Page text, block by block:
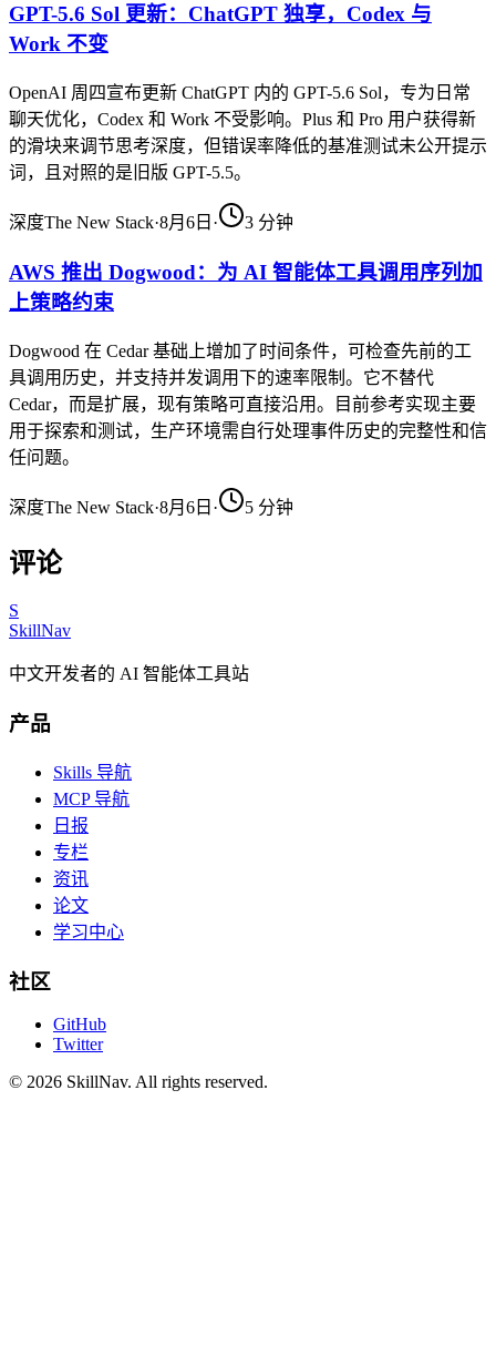
GPT-5.6 Sol 更新：ChatGPT 独享，Codex 与
Work 不变
OpenAI 周四宣布更新 ChatGPT 内的 GPT-5.6 Sol，专为日常
聊天优化，Codex 和 Work 不受影响。Plus 和 Pro 用户获得新
的滑块来调节思考深度，但错误率降低的基准测试未公开提示
词，且对照的是旧版 GPT-5.5。
深度The New Stack·8月6日 · 3 分钟
AWS 推出 Dogwood：为 AI 智能体工具调用序列加
上策略约束
Dogwood 在 Cedar 基础上增加了时间条件，可检查先前的工
具调用历史，并支持并发调用下的速率限制。它不替代
Cedar，而是扩展，现有策略可直接沿用。目前参考实现主要
用于探索和测试，生产环境需自行处理事件历史的完整性和信
任问题。
深度The New Stack·8月6日 · 5 分钟
评论
S
SkillNav
中文开发者的 AI 智能体工具站
产品
Skills 导航
MCP 导航
日报
专栏
资讯
论文
学习中心
社区
GitHub
Twitter
© 2026 SkillNav. All rights reserved.